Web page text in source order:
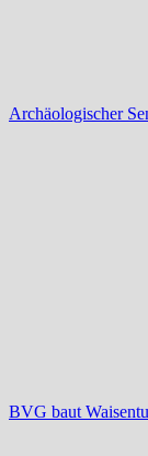
Archäologischer
BVG baut